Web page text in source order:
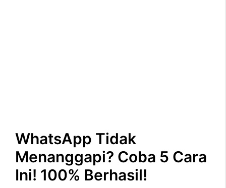
WhatsApp Tidak
Menanggapi? Coba 5 Cara
Ini! 100% Berhasil!